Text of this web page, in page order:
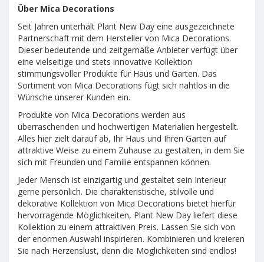
Über Mica Decorations
Seit Jahren unterhält Plant New Day eine ausgezeichnete
Partnerschaft mit dem Hersteller von Mica Decorations.
Dieser bedeutende und zeitgemäße Anbieter verfügt über
eine vielseitige und stets innovative Kollektion
stimmungsvoller Produkte für Haus und Garten. Das
Sortiment von Mica Decorations fügt sich nahtlos in die
Wünsche unserer Kunden ein.
Produkte von Mica Decorations werden aus
überraschenden und hochwertigen Materialien hergestellt.
Alles hier zielt darauf ab, Ihr Haus und Ihren Garten auf
attraktive Weise zu einem Zuhause zu gestalten, in dem Sie
sich mit Freunden und Familie entspannen können.
Jeder Mensch ist einzigartig und gestaltet sein Interieur
gerne persönlich. Die charakteristische, stilvolle und
dekorative Kollektion von Mica Decorations bietet hierfür
hervorragende Möglichkeiten, Plant New Day liefert diese
Kollektion zu einem attraktiven Preis. Lassen Sie sich von
der enormen Auswahl inspirieren. Kombinieren und kreieren
Sie nach Herzenslust, denn die Möglichkeiten sind endlos!